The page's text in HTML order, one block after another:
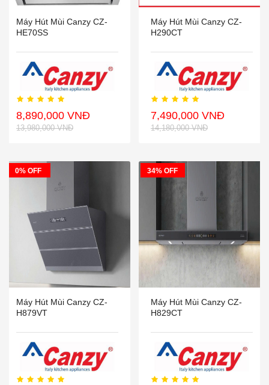
Máy Hút Mùi Canzy CZ-
HE70SS
8,890,000 VNĐ
13,980,000 VNĐ
Máy Hút Mùi Canzy CZ-
H290CT
7,490,000 VNĐ
14,180,000 VNĐ
0% OFF
Máy Hút Mùi Canzy CZ-
H879VT
34% OFF
Máy Hút Mùi Canzy CZ-
H829CT